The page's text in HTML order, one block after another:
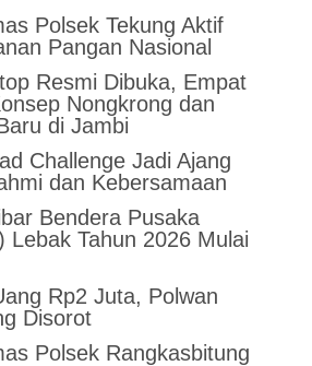
Polsek Tekung Aktif
Pangan Nasional
Resmi Dibuka, Empat
Nongkrong dan
di Jambi
Challenge Jadi Ajang
dan Kebersamaan
Bendera Pusaka
Lebak Tahun 2026 Mulai
Rp2 Juta, Polwan
Disorot
Polsek Rangkasbitung